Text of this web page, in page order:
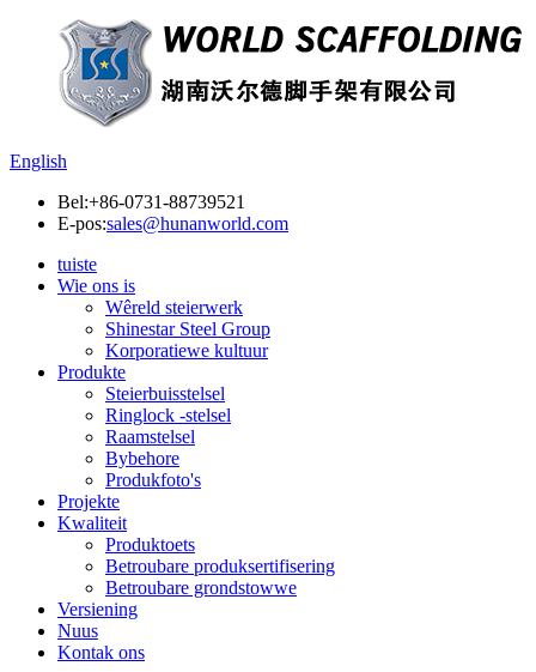
English
Bel:+86-0731-88739521
E-pos:sales@hunanworld.com
tuiste
Wie ons is
Wêreld steierwerk
Shinestar Steel Group
Korporatiewe kultuur
Produkte
Steierbuisstelsel
Ringlock -stelsel
Raamstelsel
Bybehore
Produkfoto's
Projekte
Kwaliteit
Produktoets
Betroubare produksertifisering
Betroubare grondstowwe
Versiening
Nuus
Kontak ons